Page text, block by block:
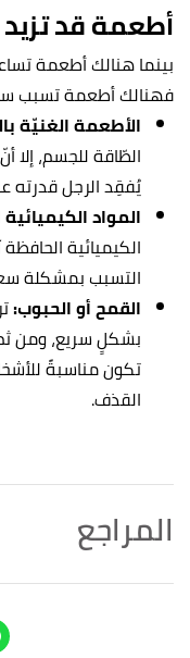
أطعمة قد
بينما هنالك أطعمة
فهنالك أطعمة تسبب
الأطعمة الغنيّة
الطّاقة للجسم، إلا
يُفقِد الرجل قدرته
المواد
الكيميائية
التسبب بمشكلة
القمح أو الحبوب:
بشكلٍ سريع، ومن
تكون مناسبةً
القذف.
المراجع
ejaculation: